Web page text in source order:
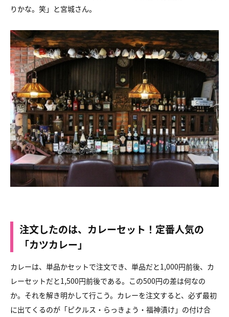
りかな。笑」と宮城さん。
注文したのは、カレーセット！定番人気の
「カツカレー」
カレーは、単品かセットで注文でき、単品だと1,000円前後、カ
レーセットだと1,500円前後である。この500円の差は何なの
か。それを解き明かして行こう。カレーを注文すると、必ず最初
に出てくるのが「ピクルス・らっきょう・福神漬け」の付け合